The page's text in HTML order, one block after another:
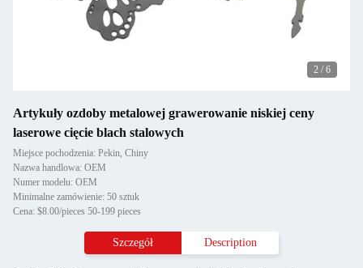
2 / 6
Artykuły ozdoby metalowej grawerowanie niskiej ceny
laserowe cięcie blach stalowych
Miejsce pochodzenia: Pekin, Chiny
Nazwa handlowa: OEM
Numer modelu: OEM
Minimalne zamówienie: 50 sztuk
Cena: $8.00/pieces 50-199 pieces
Szczegół Description